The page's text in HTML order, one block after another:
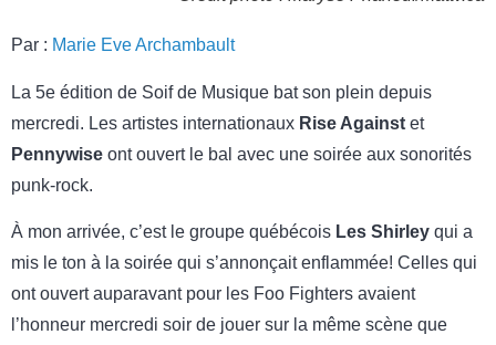
Par : Marie Eve Archambault
La 5e édition de Soif de Musique bat son plein depuis
mercredi. Les artistes internationaux Rise Against et
Pennywise ont ouvert le bal avec une soirée aux sonorités
punk-rock.
À mon arrivée, c’est le groupe québécois Les Shirley qui a
mis le ton à la soirée qui s’annonçait enflammée! Celles qui
ont ouvert auparavant pour les Foo Fighters avaient
l’honneur mercredi soir de jouer sur la même scène que